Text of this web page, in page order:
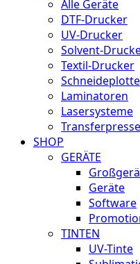
Alle Geräte
DTF-Drucker
UV-Drucker
Solvent-
Textil-Drucker
Laminatoren
Lasersysteme
SHOP
GERÄTE
Geräte
Software
TINTEN
UV-Tinte